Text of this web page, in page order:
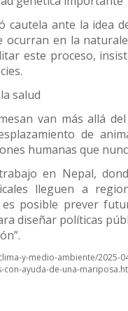
cautela ante la idea
ocurran en la
este proceso,
salud
van más allá
de
humanas que
en Nepal,
lleguen a
es posible prever
diseñar políticas
y-medio-ambiente/
con-ayuda-de-una-